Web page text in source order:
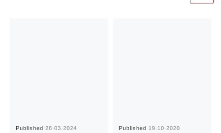
Published28.03.2024 Published 19.10.2020